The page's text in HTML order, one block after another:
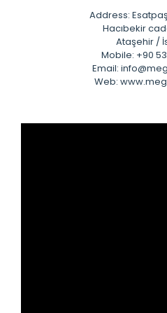
Address:
Hacıbekir
Ataşehir /
Mobile: +90
Email:
Web: